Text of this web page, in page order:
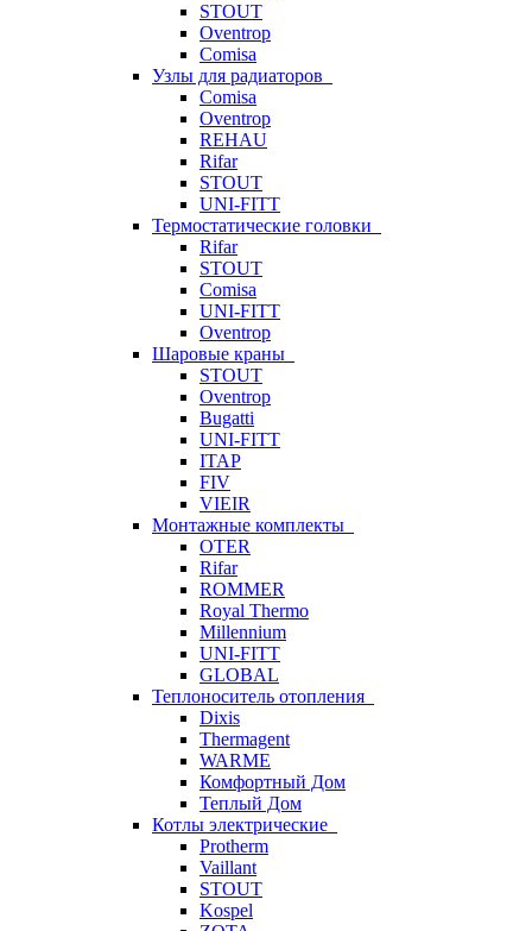
STOUT
Oventrop
Comisa
Узлы для радиаторов
Comisa
Oventrop
REHAU
Rifar
STOUT
UNI-FITT
Термостатические головки
Rifar
STOUT
Comisa
UNI-FITT
Oventrop
Шаровые краны
STOUT
Oventrop
Bugatti
UNI-FITT
ITAP
FIV
VIEIR
Монтажные комплекты
OTER
Rifar
ROMMER
Royal Thermo
Millennium
UNI-FITT
GLOBAL
Теплоноситель отопления
Dixis
Thermagent
WARME
Комфортный Дом
Теплый Дом
Котлы электрические
Protherm
Vaillant
STOUT
Kospel